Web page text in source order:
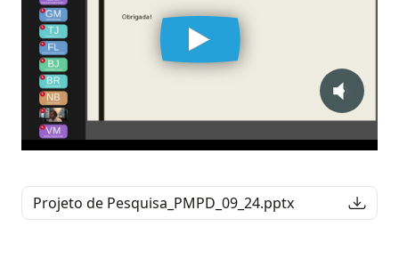
Projeto de Pesquisa_PMPD_09_24.pptx